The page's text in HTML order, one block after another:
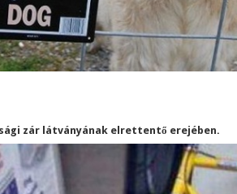
zár látványának elrettentő erejében.